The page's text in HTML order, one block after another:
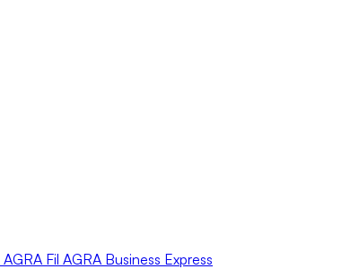
AGRA Fil AGRA Business Express